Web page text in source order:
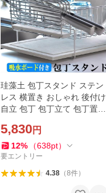
珪藻土 包丁スタンド ステン
レス 横置き おしゃれ 後付け
自立 包丁 包丁立て 包丁置き
5,830円
12% （638pt）
要エントリー
4.38（8件）